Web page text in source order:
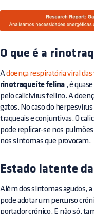
O que é a
Adoença respiratória viral
rinotraqueíte felina , é
pelo calicivírus felino. A
gatos. No caso do
traqueais e conjuntivas. O
pode replicar-se nos pulmões
nos sintomas que provocam.
Estado latente
Além dos sintomas agudos, a
pode adotar um percurso
portador crónico. E não só,